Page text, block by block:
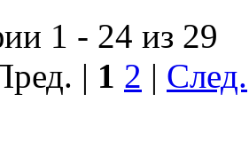
1 - 24 из 29
| 1 2 | След.